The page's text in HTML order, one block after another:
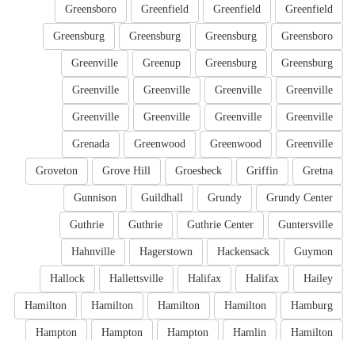
Greenfield
Greenfield
Greenfield
Greensboro
Greensboro
Greensburg
Greensburg
Greensburg
Greensburg
Greensburg
Greenup
Greenville
Greenville
Greenville
Greenville
Greenville
Greenville
Greenville
Greenville
Greenville
Greenville
Greenwood
Greenwood
Grenada
Gretna
Griffin
Groesbeck
Grove Hill
Groveton
Grundy Center
Grundy
Guildhall
Gunnison
Guntersville
Guthrie Center
Guthrie
Guthrie
Guymon
Hackensack
Hagerstown
Hahnville
Hailey
Halifax
Halifax
Hallettsville
Hallock
Hamburg
Hamilton
Hamilton
Hamilton
Hamilton
Hamilton
Hamlin
Hampton
Hampton
Hampton